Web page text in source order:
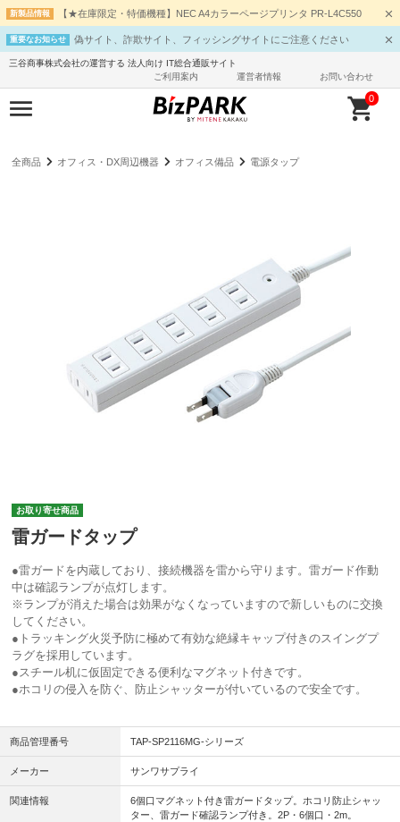
新製品情報 【★在庫限定・特価機種】NEC A4カラーページプリンタ PR-L4C550
重要なお知らせ 偽サイト、詐欺サイト、フィッシングサイトにご注意ください
三谷商事株式会社の運営する 法人向け IT総合通販サイト
ご利用案内
運営者情報 お問い合わせ
0
全商品 オフィス・DX周辺機器 オフィス備品 電源タップ
お取り寄せ商品
雷ガードタップ
●雷ガードを内蔵しており、接続機器を雷から守ります。雷ガード作動
中は確認ランプが点灯します。
※ランプが消えた場合は効果がなくなっていますので新しいものに交換
してください。
●トラッキング火災予防に極めて有効な絶縁キャップ付きのスイングプ
ラグを採用しています。
●スチール机に仮固定できる便利なマグネット付きです。
●ホコリの侵入を防ぐ、防止シャッターが付いているので安全です。
商品管理番号 TAP-SP2116MG-シリーズ
メーカー サンワサプライ
関連情報
6個口マグネット付き雷ガードタップ。ホコリ防止シャッ
ター、雷ガード確認ランプ付き。2P・6個口・2m。